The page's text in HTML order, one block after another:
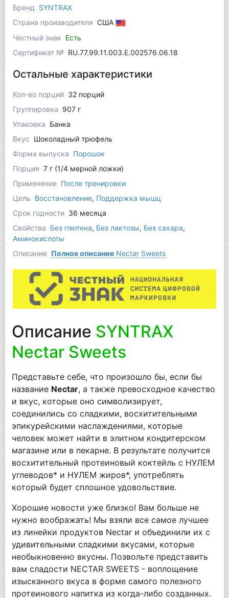
Бренд
SYNTRAX
Страна производителя США
Честный знак Есть
Сертификат № RU.77.99.11.003.Е.002576.06.18
Остальные характеристики
Кол-во порций 32 порций
Группировка 907 г
Упаковка Банка
Вкус Шоколадный трюфель
Форма выпуска Порошок
Порция 7 г (1/4 мерной ложки)
Применение После тренировки
Цель Восстановление, Поддержка мышц
Срок годности 36 месяца
Свойства Без глютена, Без лактозы, Без сахара,
Аминокислоты
Описание Полное описаниеNectar Sweets
Описание SYNTRAX
Nectar Sweets
Представьте себе, что произошло бы, если бы
название Nectar, а также превосходное качество
и вкус, которые оно символизирует,
соединились со сладкими, восхитительными
эпикурейскими наслаждениями, которые
человек может найти в элитном кондитерском
магазине или в пекарне. В результате получится
восхитительный протеиновый коктейль с НУЛЕМ
углеводов* и НУЛЕМ жиров*, употреблять
который будет сплошное удовольствие.
Хорошие новости уже близко! Вам больше не
нужно воображать! Мы взяли все самое лучшее
из линейки продуктов Nectar и объединили их с
удивительными сладкими вкусами, которые
необыкновенно вкусны. Позвольте представить
вам сладости NECTAR SWEETS - воплощение
изысканного вкуса в форме самого полезного
протеинового напитка из когда-либо созданных.